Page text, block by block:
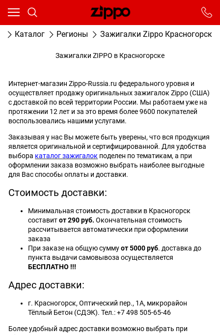
Каталог Регионы Зажигалки Zippo Красногорск
Зажигалки ZIPPO в Красногорске
Интернет-магазин Zippo-Russia.ru федерального уровня и
осуществляет продажу оригинальных зажигалок Zippo (США)
с доставкой по всей территории России. Мы работаем уже на
протяжении 12 лет и за это время более 9600 покупателей
воспользовались нашими услугами.
Заказывая у нас Вы можете быть уверены, что вся продукция
является оригинальной и сертифицированной. Для удобства
выбора каталог зажигалок поделен по тематикам, а при
оформлении заказа возможно выбрать наиболее выгодные
для Вас способы оплаты и доставки.
Стоимость доставки:
Минимальная стоимость доставки в Красногорск
составитот 290 руб. Окончательная стоимость
рассчитывается автоматически при оформлении
заказа
При заказе на общую суммуот 5000 руб. доставка до
пункта выдачи самовывоза осуществляется
БЕСПЛАТНО !!!
Адрес доставки:
г. Красногорск, Оптический пер., 1А, микрорайон
Тёплый Бетон (СДЭК). Тел.: +7 498 505-65-46
Более удобный адрес доставки возможно выбрать при
Ваш город - Москва,
От выбранного города зависят сроки доставки